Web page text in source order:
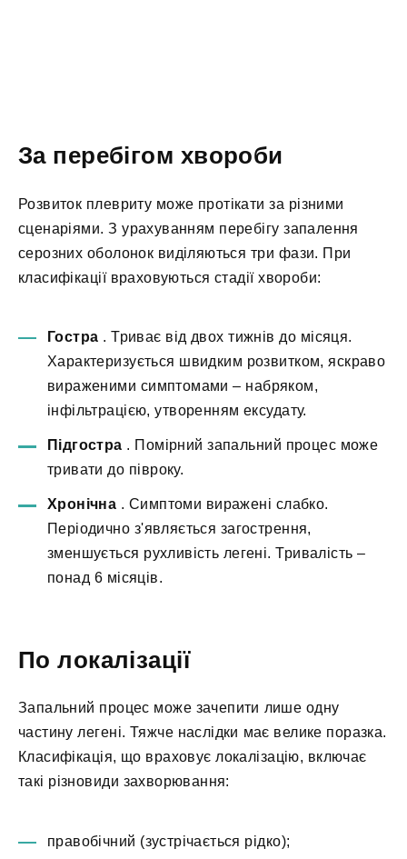
За перебігом хвороби
Розвиток плевриту може протікати за різними
сценаріями. З урахуванням перебігу запалення
серозних оболонок виділяються три фази. При
класифікації враховуються стадії хвороби:
Гостра . Триває від двох тижнів до місяця.
Характеризується швидким розвитком, яскраво
вираженими симптомами – набряком,
інфільтрацією, утворенням ексудату.
Підгостра . Помірний запальний процес може
тривати до півроку.
Хронічна . Симптоми виражені слабко.
Періодично з'являється загострення,
зменшується рухливість легені. Тривалість –
понад 6 місяців.
По локалізації
Запальний процес може зачепити лише одну
частину легені. Тяжче наслідки має велике поразка.
Класифікація, що враховує локалізацію, включає
такі різновиди захворювання:
правобічний (зустрічається рідко);